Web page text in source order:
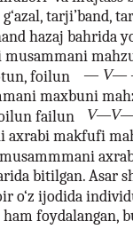
g‘azal, tarji’band,
hazaj bahrida
foilun
— V—
maxbuni
failun
axrabi makfufi
bitilgan. Asar
o‘z ijodida
foydalangan,